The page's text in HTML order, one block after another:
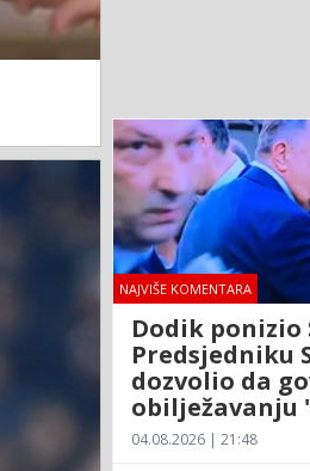
NAJVIŠE KOMENTARA
Dodik ponizio
Predsjedniku
dozvolio da
obilježavanju
04.08.2026 | 21:48